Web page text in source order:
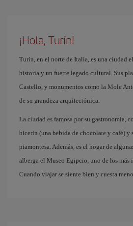
¡Hola, Turín!
Turín, en el norte de Italia, es una ciudad
historia y un fuerte legado cultural. Sus
Castello, y monumentos como la Mole
de su grandeza arquitectónica.
La ciudad es famosa por su gastronomía,
bicerin (una bebida de chocolate y café) y
piamontesa. Además, es el hogar de
alberga el Museo Egipcio, uno de los más
Cuando viajar se siente bien y cuesta